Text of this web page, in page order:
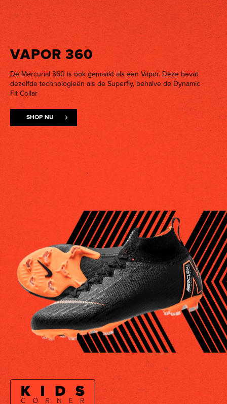
VAPOR 360
De Mercurial 360 is ook gemaakt als een Vapor. Deze bevat
dezelfde technologieën als de Superfly, behalve de Dynamic
Fit Collar
SHOP NU